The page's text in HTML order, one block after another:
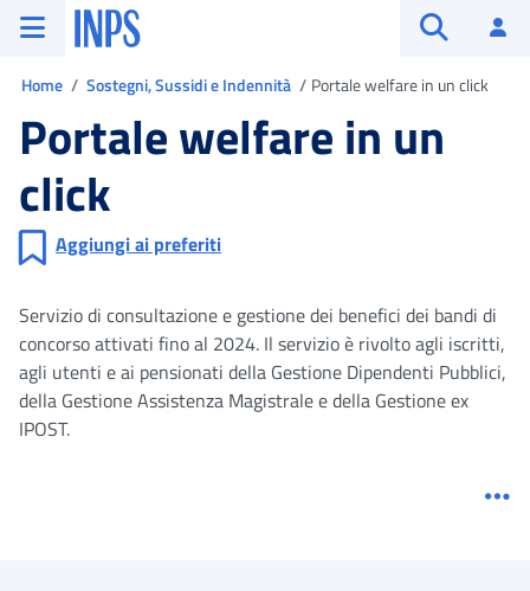
Vai al menu principale
Vai al contenuto principale
Vai al pie' di pagina
INPS ()
Home Sostegni, Sussidi e Indennità Portale welfare in un click
Portale welfare in un
click
Aggiungi ai preferiti
Servizio di consultazione e gestione dei benefici dei bandi di
concorso attivati fino al 2024. Il servizio è rivolto agli iscritti,
agli utenti e ai pensionati della Gestione Dipendenti Pubblici,
della Gestione Assistenza Magistrale e della Gestione ex
IPOST.